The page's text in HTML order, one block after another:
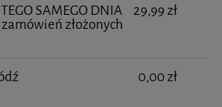
SAMEGO DNIA
złożonych
29,99 zł
0,00 zł